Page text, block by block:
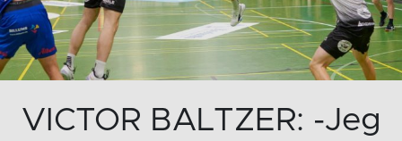
VICTOR BALTZER: -Jeg